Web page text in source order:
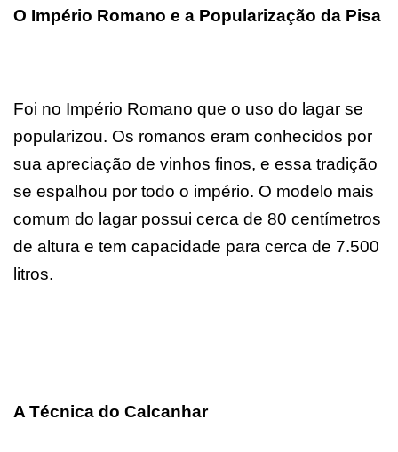
O Império Romano e a Popularização da Pisa
Foi no Império Romano que o uso do lagar se
popularizou. Os romanos eram conhecidos por
sua apreciação de vinhos finos, e essa tradição
se espalhou por todo o império. O modelo mais
comum do lagar possui cerca de 80 centímetros
de altura e tem capacidade para cerca de 7.500
litros.
A Técnica do Calcanhar